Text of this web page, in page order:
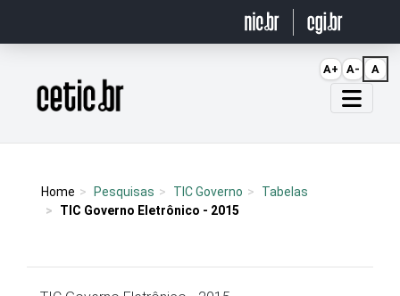
Página inicial
Home Pesquisas TIC Governo
Tabelas
TIC Governo Eletrônico - 2015
A+ A- A